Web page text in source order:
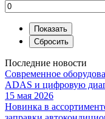
Последние новости
Современное
ADAS и цифровую
15 мая 2026
Новинка в